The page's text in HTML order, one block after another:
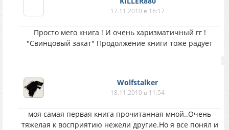
17.11.2010 в 16:17
Просто мего книга ! И очень харизматичный гг !
"Свинцовый закат" Продолжение книги тоже радует
Wolfstalker
18.11.2010 в 11:54
моя самая первая книга прочитанная мной..Очень
тяжелая к восприятию нежели другие.Но я все понял и